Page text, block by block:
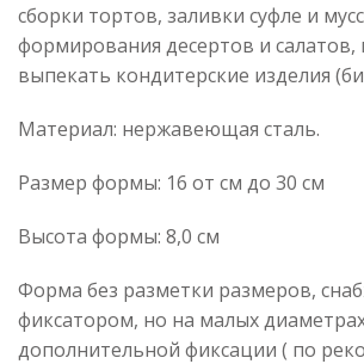
сборки тортов, заливки суфле и
формирования десертов и салатов,
выпекать кондитерские изделия
Материал: нержавеющая сталь.
Размер формы: 16 от см до 30 см
Высота формы: 8,0 см
Форма без разметки размеров,
фиксатором, но на малых
дополнительной фиксации ( по